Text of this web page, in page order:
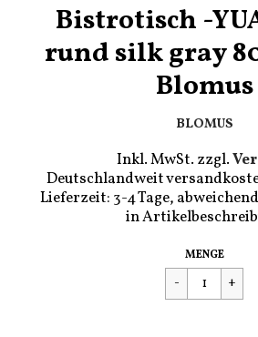
Bistrotisch -
rund silk gray
Blomus
BLOMUS
Inkl. MwSt. zzgl.
Deutschlandweit
Lieferzeit: 3-4 Tage,
in
Regulärer
Preis
€449,90
MENGE